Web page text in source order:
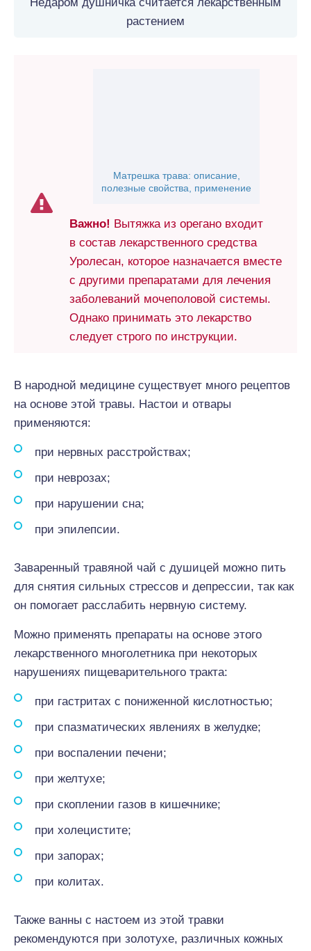
растением
Матрешка трава: описание,
полезные свойства, применение
Важно! Вытяжка из орегано входит
в состав лекарственного средства
Уролесан, которое назначается вместе
с другими препаратами для лечения
заболеваний мочеполовой системы.
Однако принимать это лекарство
следует строго по инструкции.
В народной медицине существует много рецептов
на основе этой травы. Настои и отвары
применяются:
при нервных расстройствах;
при неврозах;
при нарушении сна;
при эпилепсии.
Заваренный травяной чай с душицей можно пить
для снятия сильных стрессов и депрессии, так как
он помогает расслабить нервную систему.
Можно применять препараты на основе этого
лекарственного многолетника при некоторых
нарушениях пищеварительного тракта:
при гастритах с пониженной кислотностью;
при спазматических явлениях в желудке;
при воспалении печени;
при желтухе;
при скоплении газов в кишечнике;
при холецистите;
при запорах;
при колитах.
Также ванны с настоем из этой травки
рекомендуются при золотухе, различных кожных